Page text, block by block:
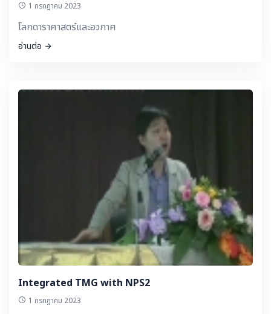
1 กรกฎาคม 2023
โลกดาราศาสตร์และอวกาศ
อ่านต่อ
Integrated TMG with NPS2
1 กรกฎาคม 2023